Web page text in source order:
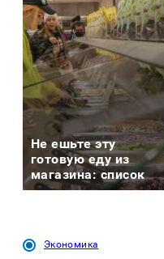
Не ешьте эту
готовую еду из
магазина: список
Экономика